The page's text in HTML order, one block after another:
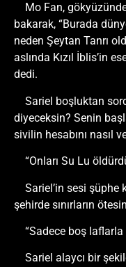
Mo Fan,
bakarak, “Burada
neden Şeytan Tanrı
aslında Kızıl İblis’in
dedi.
Sariel boşluktan
diyeceksin? Senin
sivilin hesabını nasıl
“Onları Su Lu
Sariel’in sesi şüphe
şehirde sınırların
“Sadece boş laflarla
Sariel alaycı bir